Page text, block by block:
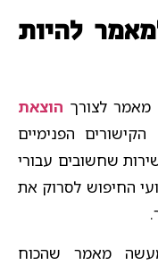
להיות
מאמר לצורך הוצאת
הפנימיים
שחשובים עבורי
החיפוש לסרוק את
מאמר שהכוח